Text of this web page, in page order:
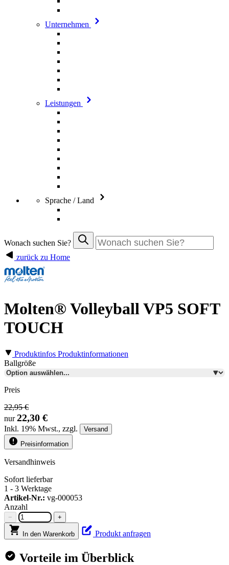
Unternehmen
Leistungen
Sprache / Land
Wonach suchen Sie?
zurück zu Home
Molten® Volleyball VP5 SOFT
TOUCH
Produktinfos Produktinformationen
Ballgröße
Preis
22,95 €
nur22,30 €
Inkl. 19% Mwst., zzgl.
Versand
Preisinformation
Versandhinweis
Sofort lieferbar
1 - 3 Werktage
Artikel-Nr.: vg-000053
Anzahl
− +
In den Warenkorb Produkt anfragen
Vorteile im Überblick